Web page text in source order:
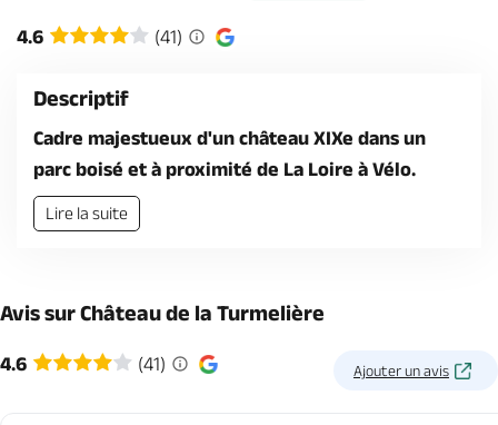
Brochures & Cartes Offices de tourisme Comment venir ? Ecrivez-nous
4.6 (41)
Descriptif
Cadre majestueux d'un château XIXe dans un
parc boisé et à proximité de La Loire à Vélo.
Lire la suite
Avis sur Château de la Turmelière
4.6 (41) Ajouter un avis